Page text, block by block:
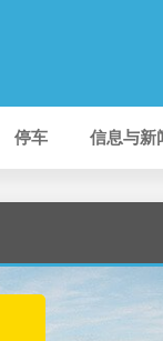
停车 信息与新